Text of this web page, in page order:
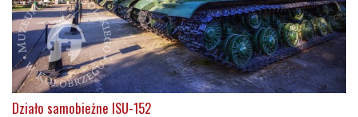
Działo samobieżne ISU-152